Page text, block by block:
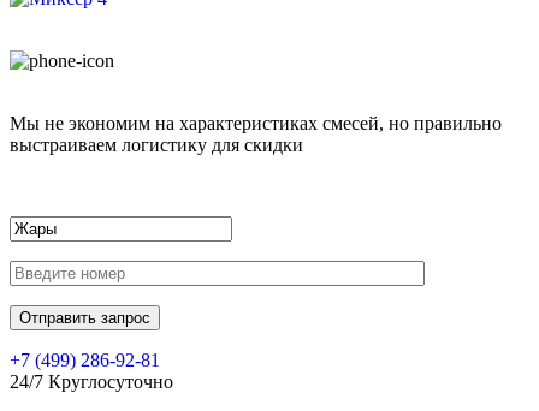
Мы не экономим на характеристиках смесей, но правильно
выстраиваем логистику для скидки
+7 (499) 286-92-81
24/7 Круглосуточно